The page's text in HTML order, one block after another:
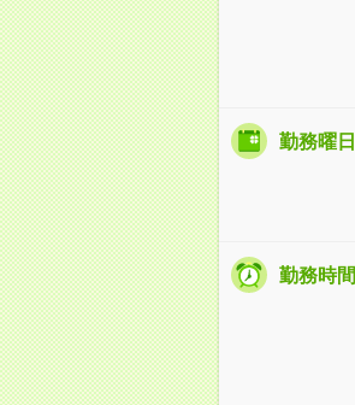
勤務曜日
勤務時間